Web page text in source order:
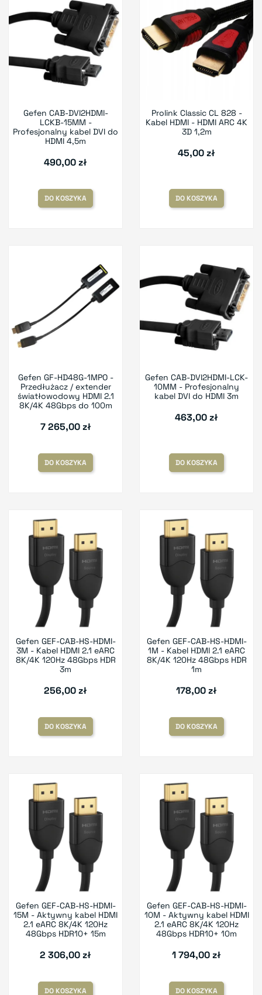
Gefen CAB-DVI2HDMI-
LCKB-15MM -
Profesjonalny kabel DVI do
HDMI 4,5m
490,00 zł
DO KOSZYKA
Prolink Classic CL 828 -
Kabel HDMI - HDMI ARC 4K
3D 1,2m
45,00 zł
DO KOSZYKA
Gefen GF-HD48G-1MPO -
Przedłużacz / extender
światłowodowy HDMI 2.1
8K/4K 48Gbps do 100m
7 265,00 zł
DO KOSZYKA
Gefen CAB-DVI2HDMI-LCK-
10MM - Profesjonalny
kabel DVI do HDMI 3m
463,00 zł
DO KOSZYKA
Gefen GEF-CAB-HS-HDMI-
3M - Kabel HDMI 2.1 eARC
8K/4K 120Hz 48Gbps HDR
3m
256,00 zł
DO KOSZYKA
Gefen GEF-CAB-HS-HDMI-
1M - Kabel HDMI 2.1 eARC
8K/4K 120Hz 48Gbps HDR
1m
178,00 zł
DO KOSZYKA
Gefen GEF-CAB-HS-HDMI-
15M - Aktywny kabel HDMI
2.1 eARC 8K/4K 120Hz
48Gbps HDR10+ 15m
2 306,00 zł
DO KOSZYKA
Gefen GEF-CAB-HS-HDMI-
10M - Aktywny kabel HDMI
2.1 eARC 8K/4K 120Hz
48Gbps HDR10+ 10m
1 794,00 zł
DO KOSZYKA